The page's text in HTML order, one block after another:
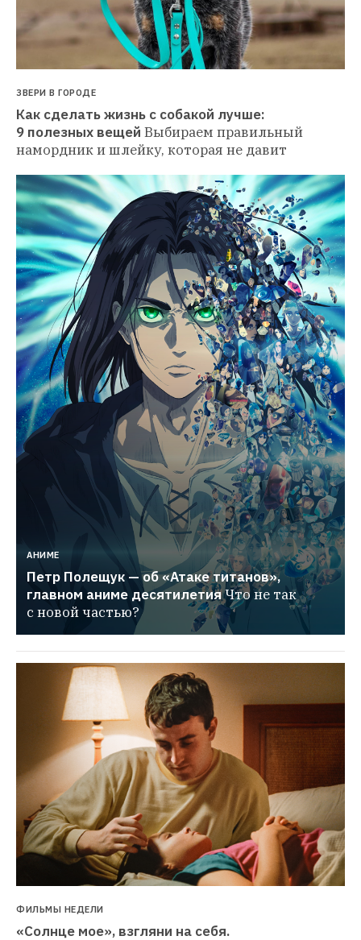
ЗВЕРИ В ГОРОДЕ
Как сделать жизнь с собакой лучше:
9 полезных вещей Выбираем правильный
намордник и шлейку, которая не давит
АНИМЕ
Петр Полещук — об «Атаке титанов»,
главном аниме десятилетияЧто не так
с новой частью?
ФИЛЬМЫ НЕДЕЛИ
«Солнце мое», взгляни на себя.